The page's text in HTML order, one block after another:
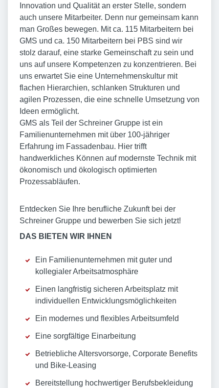
Innovation und Qualität an erster Stelle, sondern
auch unsere Mitarbeiter. Denn nur gemeinsam kann
man Großes bewegen. Mit ca. 115 Mitarbeitern bei
GMS und ca. 150 Mitarbeitern bei PBS sind wir
stolz darauf, eine starke Gemeinschaft zu sein und
uns auf unsere Kompetenzen zu konzentrieren. Bei
uns erwartet Sie eine Unternehmenskultur mit
flachen Hierarchien, schlanken Strukturen und
agilen Prozessen, die eine schnelle Umsetzung von
Ideen ermöglicht.
GMS als Teil der Schreiner Gruppe ist ein
Familienunternehmen mit über 100-jähriger
Erfahrung im Fassadenbau. Hier trifft
handwerkliches Können auf modernste Technik mit
ökonomisch und ökologisch optimierten
Prozessabläufen.
Entdecken Sie Ihre berufliche Zukunft bei der
Schreiner Gruppe und bewerben Sie sich jetzt!
DAS BIETEN WIR IHNEN
Ein Familienunternehmen mit guter und
kollegialer Arbeitsatmosphäre
Einen langfristig sicheren Arbeitsplatz mit
individuellen Entwicklungsmöglichkeiten
Ein modernes und flexibles Arbeitsumfeld
Eine sorgfältige Einarbeitung
Betriebliche Altersvorsorge, Corporate Benefits
und Bike-Leasing
Bereitstellung hochwertiger Berufsbekleidung